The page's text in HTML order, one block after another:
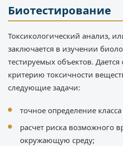
Биотестирование
Токсикологический анализ,
заключается в изучении
тестируемых объектов.
критерию токсичности
следующие задачи:
точное определение
расчет риска возможного
окружающую среду;